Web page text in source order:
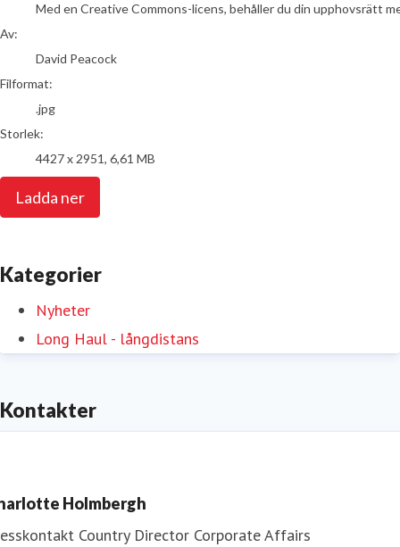
Med en Creative Commons-licens, behåller du din upphovsrätt
Av:
David Peacock
Filformat:
.jpg
Storlek:
4427 x 2951, 6,61 MB
Ladda ner
Kategorier
Nyheter
Long Haul - långdistans
Kontakter
Holmbergh
Country Director Corporate Affairs